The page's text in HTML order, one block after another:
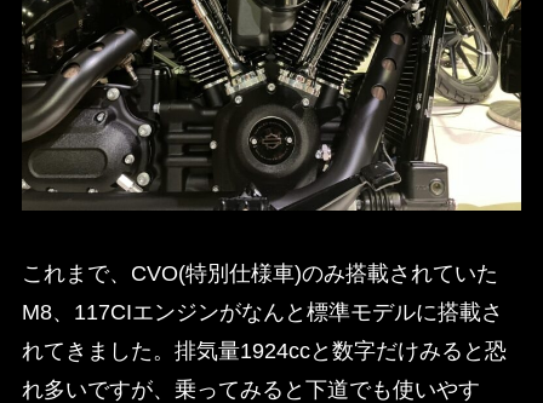
これまで、CVO(特別仕様車)のみ搭載されていた
M8、117CIエンジンがなんと標準モデルに搭載さ
れてきました。排気量1924ccと数字だけみると恐
れ多いですが、乗ってみると下道でも使いやす